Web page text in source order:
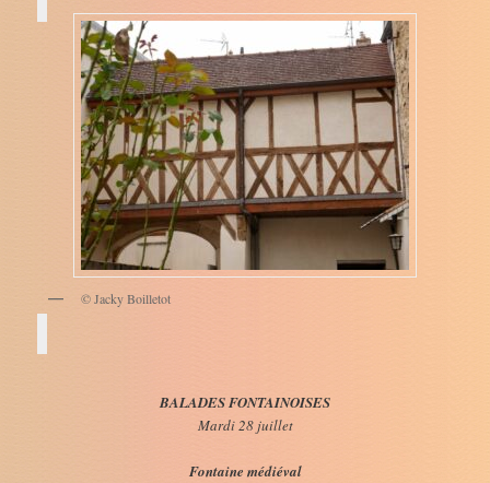
© Jacky Boilletot
BALADES FONTAINOISES
Mardi 28 juillet
Fontaine médiéval